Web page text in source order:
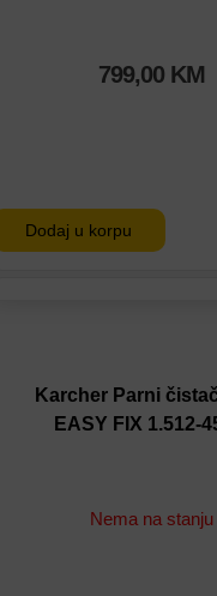
799,00 KM
Dodaj u korpu
Karcher Parni
EASY FIX 1.512-
Nema na stanju